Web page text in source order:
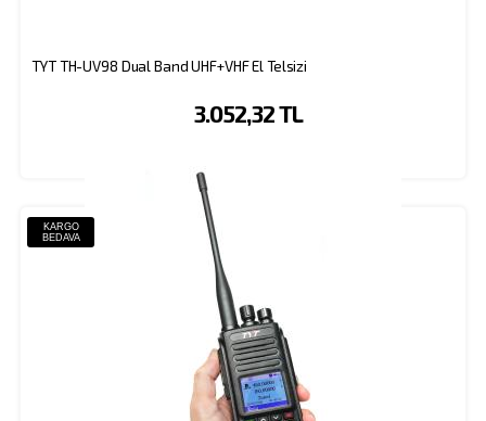
TYT TH-UV98 Dual Band UHF+VHF El Telsizi
3.052,32 TL
KARGO
BEDAVA